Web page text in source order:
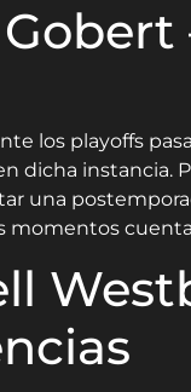
los playoffs
dicha instancia.
una
momentos